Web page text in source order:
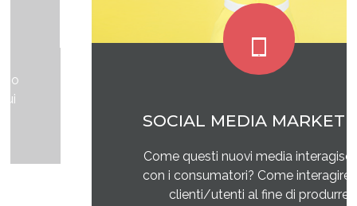
SOCIAL MEDIA MARKETING
Come questi nuovi media interagiscono
con i consumatori? Come interagire con
clienti/utenti al fine di produrre